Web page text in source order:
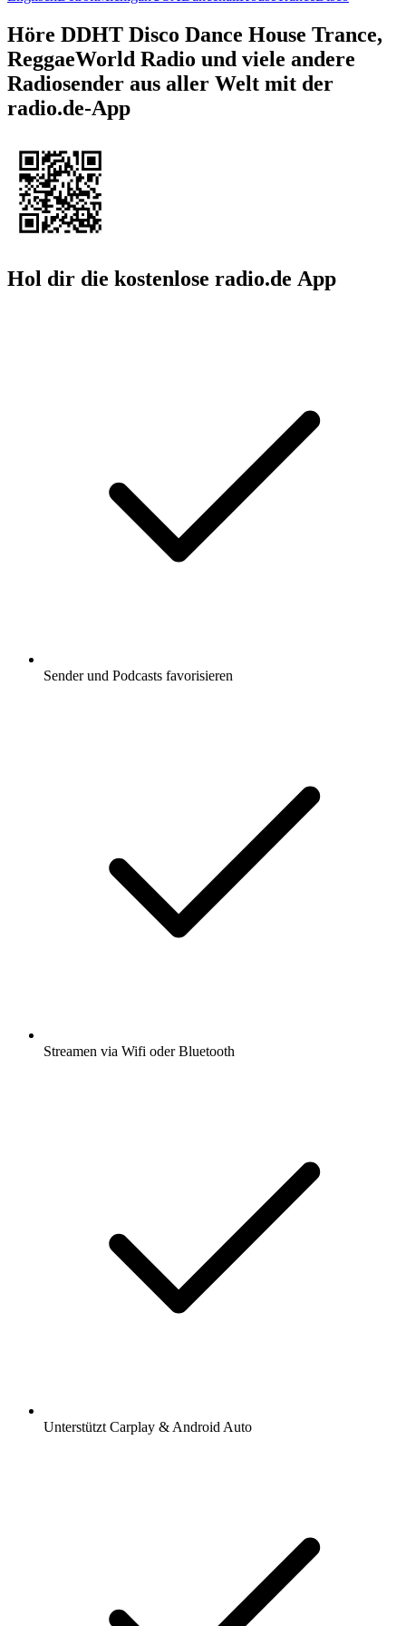
Höre DDHT Disco Dance House Trance,
ReggaeWorld Radio und viele andere
Radiosender aus aller Welt mit der
radio.de-App
Hol dir die kostenlose radio.de App
Sender und Podcasts favorisieren
Streamen via Wifi oder Bluetooth
Unterstützt Carplay & Android Auto